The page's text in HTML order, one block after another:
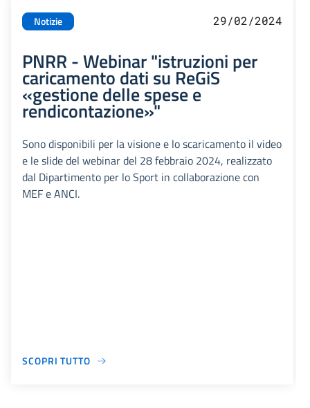
Notizie 29/02/2024
PNRR - Webinar "istruzioni per
caricamento dati su ReGiS
«gestione delle spese e
rendicontazione»"
Sono disponibili per la visione e lo scaricamento il video
e le slide del webinar del 28 febbraio 2024, realizzato
dal Dipartimento per lo Sport in collaborazione con
MEF e ANCI.
SCOPRI TUTTO